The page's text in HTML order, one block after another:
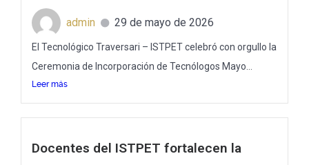
admin 29 de mayo de 2026
El Tecnológico Traversari – ISTPET celebró con orgullo la
Ceremonia de Incorporación de Tecnólogos Mayo...
Leer más
Docentes del ISTPET fortalecen la